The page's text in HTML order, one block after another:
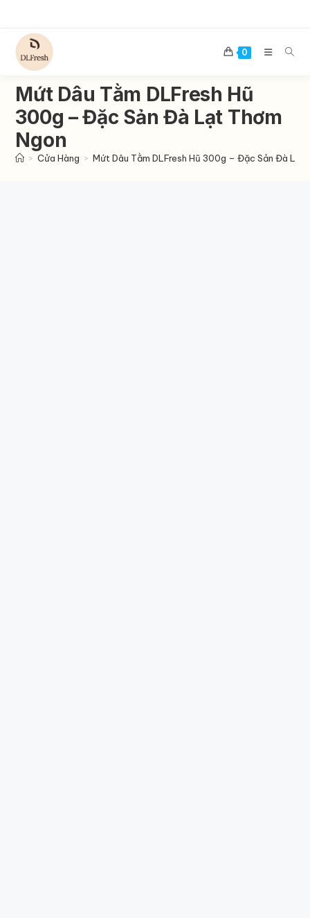
content
0
Mứt Dâu Tằm DLFresh Hũ
300g – Đặc Sản Đà Lạt Thơm
Ngon
> Cửa Hàng > Mứt Dâu Tằm DLFresh Hũ 300g – Đặc Sản Đà Lạt